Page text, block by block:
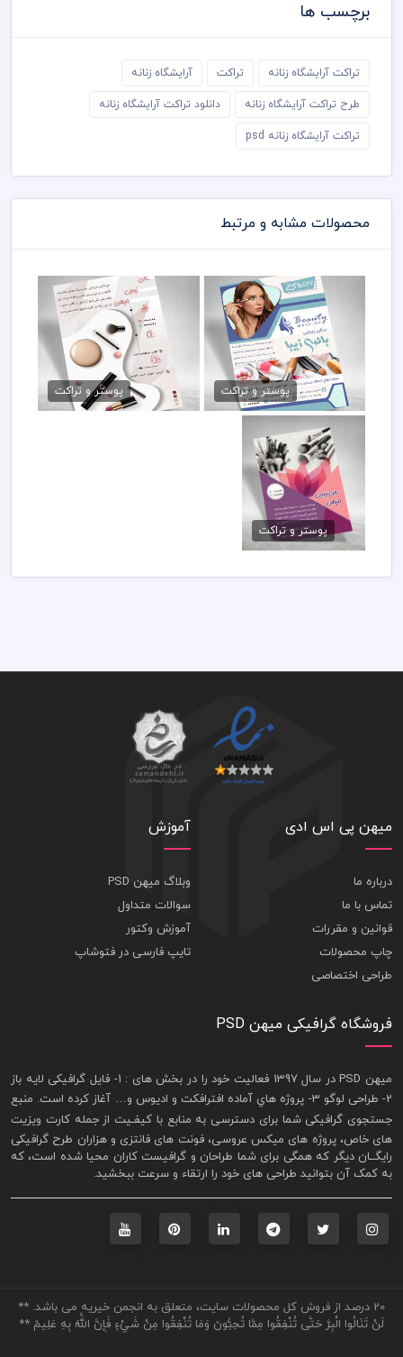
برچسب ها
تراکت آرایشگاه زنانه تراکت آرایشگاه زنانه
طرح تراکت آرایشگاه زنانه دانلود تراکت آرایشگاه زنانه
تراکت آرایشگاه زنانه psd
محصولات مشابه و مرتبط
تراکت سالن زیبایی لایه باز
79,000 تومانپوستر و تراکت
تراکت رنگی سالن زیبایی
79,000 تومان پوستر و تراکت
تراکت آرایشگاه زنانه
psd
79,000 تومان
پوستر و تراکت
میهن پی اس ادی
درباره ما
تماس با ما
قوانین و مقررات
چاپ محصولات
طراحی اختصاصی
آموزش
وبلاگ میهن PSD
سوالات متداول
آموزش وکتور
تایپ فارسی در فتوشاپ
فروشگاه گرافیکی میهن PSD
ميهن PSD در سال 1397 فعاليت خود را در بخش های : 1-
فايل گرافيکی لايه باز
2- طراحی لوگو 3- پروژه هاي آماده افترافکت و اديوس و… آغاز کرده است. منبع
جستجوی گرافيکی شما برای دسترسی به منابع با کيفـيت از جملهکارت ويزيت
های خاص، پروژه های ميکس عروسی، فونت های فانتزی و هزاران طرح گرافیکی
رايگــان ديگر که همگی برای شما طراحان و گرافيست کاران محيا شده است، که
به کمک آن بتوانيد طراحی های خود را ارتقاء و سرعت ببخشيد.
20 درصد از فروش کل محصولات سایت، متعلق به انجمن خیریه می باشد. **
لَنْ تَنَالُوا الْبِرَّ حَتَّى تُنْفِقُوا مِمَّا تُحِبُّونَ وَمَا تُنْفِقُوا مِنْ شَيْءٍ فَإِنَّ اللَّهَ بِهِ عَلِيمٌ **